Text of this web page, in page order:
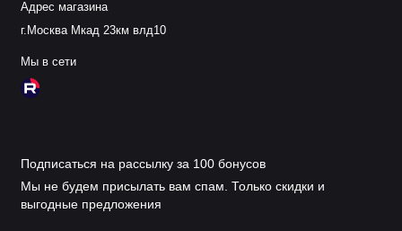
Адрес магазина
г.Москва Мкад 23км влд10
Мы в сети
Подписаться на рассылку за 100 бонусов
Мы не будем присылать вам спам. Только скидки и
выгодные предложения